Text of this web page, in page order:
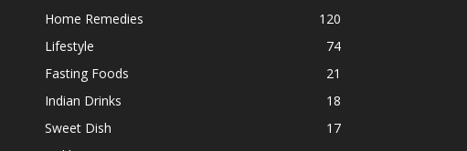
Home Remedies
120
Lifestyle
74
Fasting Foods
21
Indian Drinks
18
Sweet Dish
17